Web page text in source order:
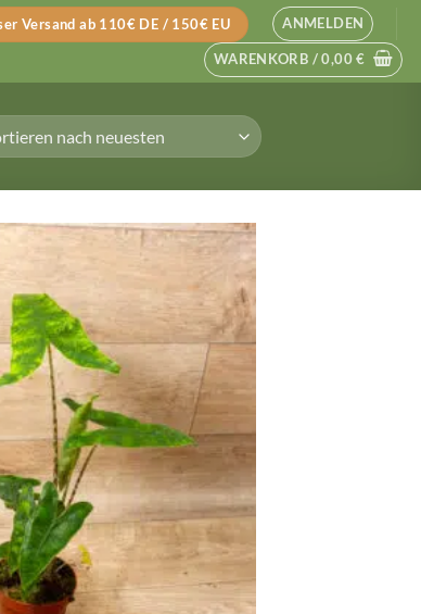
Versand ab 110€ DE / 150€ EU ANMELDEN
WARENKORB /0,00€